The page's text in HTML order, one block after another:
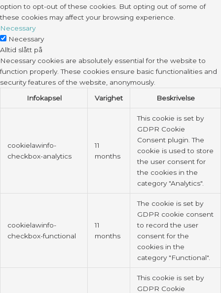
option to opt-out of these cookies. But opting out of some of
these cookies may affect your browsing experience.
Necessary
Necessary
Alltid slått på
Necessary cookies are absolutely essential for the website to
function properly. These cookies ensure basic functionalities and
security features of the website, anonymously.
Infokapsel
Varighet Beskrivelse
cookielawinfo-
checkbox-analytics
11
months
This cookie is set by
GDPR Cookie
Consent plugin. The
cookie is used to store
the user consent for
the cookies in the
category "Analytics".
cookielawinfo-
checkbox-functional
11
months
The cookie is set by
GDPR cookie consent
to record the user
consent for the
cookies in the
category "Functional".
This cookie is set by
GDPR Cookie